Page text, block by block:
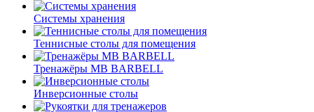
Системы хранения
Теннисные столы для помещения
Тренажёры MB BARBELL
Инверсионные столы